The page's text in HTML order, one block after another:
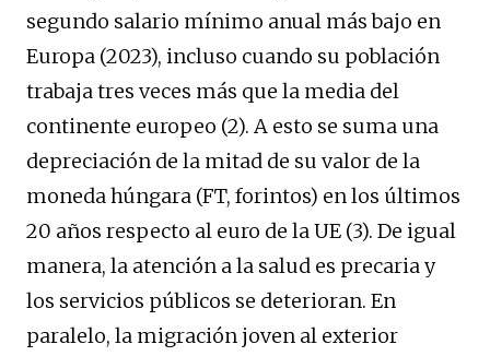
segundo salario mínimo anual más bajo en
Europa (2023), incluso cuando su población
trabaja tres veces más que la media del
continente europeo (2). A esto se suma una
depreciación de la mitad de su valor de la
moneda húngara (FT, forintos) en los últimos
20 años respecto al euro de la UE (3). De igual
manera, la atención a la salud es precaria y
los servicios públicos se deterioran. En
paralelo, la migración joven al exterior